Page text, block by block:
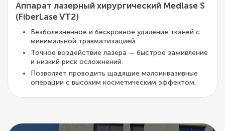
Аппарат лазерный хирургический Medlase S
(FiberLase VT2)
Безболезненное и бескровное удаление тканей с
минимальной травматизацией.
Точное воздействие лазера — быстрое заживление
и низкий риск осложнений.
Позволяет проводить щадящие малоинвазивные
операции с высоким косметическим эффектом.